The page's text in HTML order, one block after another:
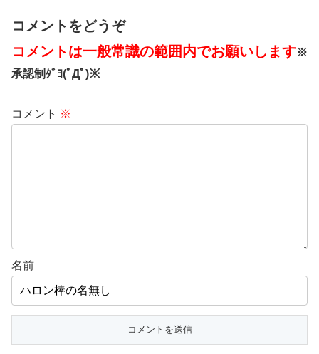
コメントをどうぞ
コメントは一般常識の範囲内でお願いします※
承認制ﾀﾞﾖ(ﾟДﾟ)※
コメント ※
名前